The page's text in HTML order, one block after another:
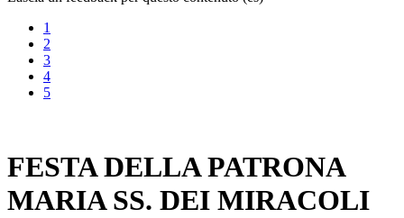
1
2
3
4
5
FESTA DELLA PATRONA
MARIA SS. DEI MIRACOLI